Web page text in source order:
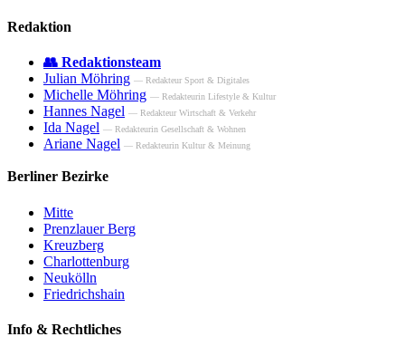
Redaktion
👥 Redaktionsteam
Julian Möhring — Redakteur Sport & Digitales
Michelle Möhring — Redakteurin Lifestyle & Kultur
Hannes Nagel — Redakteur Wirtschaft & Verkehr
Ida Nagel — Redakteurin Gesellschaft & Wohnen
Ariane Nagel — Redakteurin Kultur & Meinung
Berliner Bezirke
Mitte
Prenzlauer Berg
Kreuzberg
Charlottenburg
Neukölln
Friedrichshain
Info & Rechtliches